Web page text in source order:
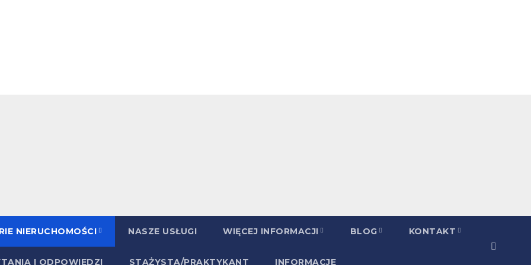
NIERUCHOMOŚCI NASZE USŁUGI WIĘCEJ INFORMACJI BLOG KONTAKT
I ODPOWIEDZI STAŻYSTA/PRAKTYKANT INFORMACJE